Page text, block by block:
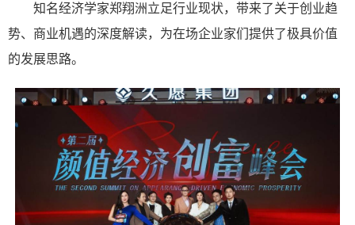
知名经济学家郑翔洲立足行业现状，带来了关于创业趋
势、商业机遇的深度解读，为在场企业家们提供了极具价值
的发展思路。